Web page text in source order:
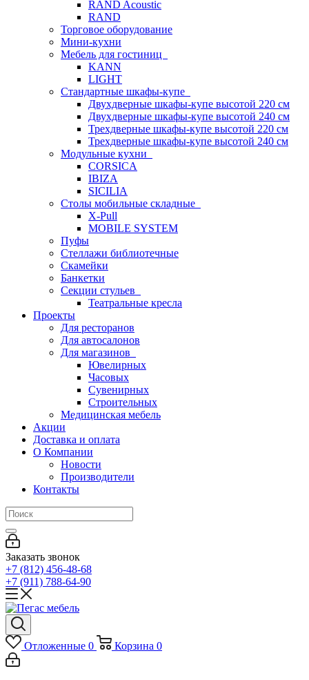
RAND Acoustic
RAND
Торговое оборудование
Мини-кухни
Мебель для гостиниц
KANN
LIGHT
Стандартные шкафы-купе
Двухдверные шкафы-купе высотой 220 см
Двухдверные шкафы-купе высотой 240 см
Трехдверные шкафы-купе высотой 220 см
Трехдверные шкафы-купе высотой 240 см
Модульные кухни
CORSICA
IBIZA
SICILIA
Столы мобильные складные
X-Pull
MOBILE SYSTEM
Пуфы
Стеллажи библиотечные
Скамейки
Банкетки
Секции стульев
Театральные кресла
Проекты
Для ресторанов
Для автосалонов
Для магазинов
Ювелирных
Часовых
Сувенирных
Строительных
Медицинская мебель
Акции
Доставка и оплата
О Компании
Новости
Производители
Контакты
Заказать звонок
+7 (812) 456-48-68
+7 (911) 788-64-90
Отложенные 0 Корзина 0